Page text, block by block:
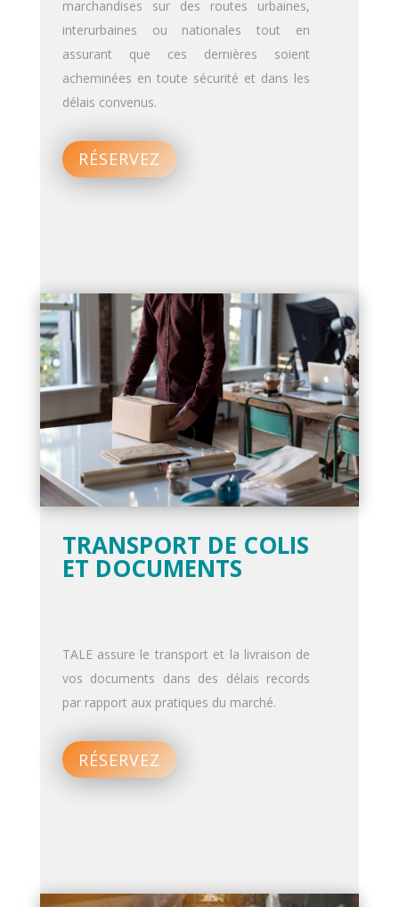
marchandises sur des routes urbaines,
interurbaines ou nationales tout en
assurant que ces dernières soient
acheminées en toute sécurité et dans les
délais convenus.
RÉSERVEZ
TRANSPORT DE COLIS
ET DOCUMENTS
TALE assure le transport et la livraison de
vos documents dans des délais records
par rapport aux pratiques du marché.
RÉSERVEZ